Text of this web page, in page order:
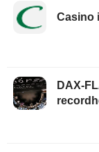
Casino
DAX-